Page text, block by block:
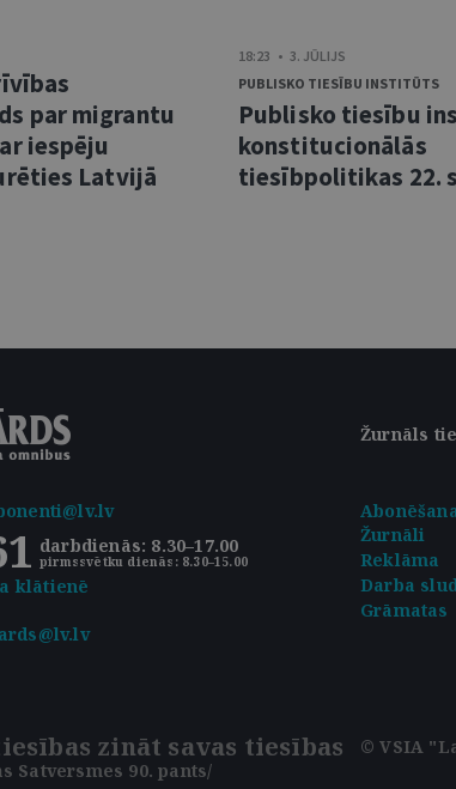
par migrantu
iespēju
Latvijā
18:23 • 3. JŪLIJS
PUBLISKO TIESĪBU INSTITŪTS
Publisko tiesību
konstitucionālās
tiesībpolitikas 22.
Žurnāls
darbdienās: 8.30–17.00
pirmssvētku dienās: 8.30–15.00
klātienē
Žurnāli
Reklāma
Darba
Grāmatas
zināt savas tiesības
Satversmes 90. pants/
© VSIA